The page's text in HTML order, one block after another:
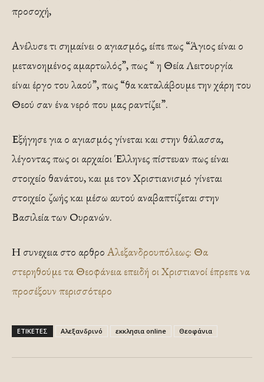
προσοχή,
Ανέλυσε τι σημαίνει ο αγιασμός, είπε πως “Άγιος είναι ο
μετανοημένος αμαρτωλός”, πως “ η Θεία Λειτουργία
είναι έργο του λαού”, πως “θα καταλάβουμε την χάρη του
Θεού σαν ένα νερό που μας ραντίζει”.
Εξήγησε για ο αγιασμός γίνεται και στην θάλασσα,
λέγοντας πως οι αρχαίοι Έλληνες πίστευαν πως είναι
στοιχείο θανάτου, και με τον Χριστιανισμό γίνεται
στοιχείο ζωής και μέσω αυτού αναβαπτίζεται στην
Βασιλεία των Ουρανών.
Η συνεχεια στο αρθρο Αλεξανδρουπόλεως: Θα
στερηθούμε τα Θεοφάνεια επειδή οι Χριστιανοί έπρεπε να
προσέξουν περισσότερο
ΕΤΙΚΕΤΕΣ Αλεξανδρινό εκκλησια online Θεοφάνια